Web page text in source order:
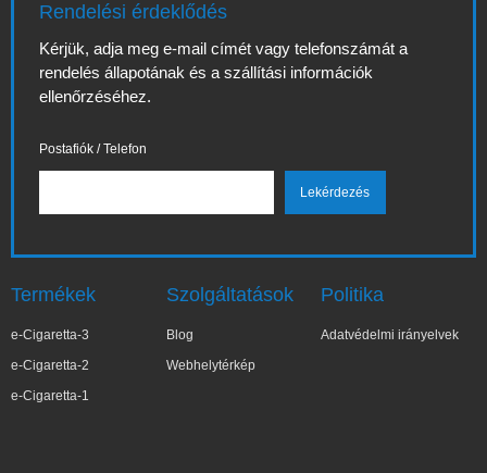
Rendelési érdeklődés
Kérjük, adja meg e-mail címét vagy telefonszámát a
rendelés állapotának és a szállítási információk
ellenőrzéséhez.
Postafiók / Telefon
Termékek
e-Cigaretta-3
e-Cigaretta-2
e-Cigaretta-1
Szolgáltatások
Blog
Webhelytérkép
Politika
Adatvédelmi irányelvek